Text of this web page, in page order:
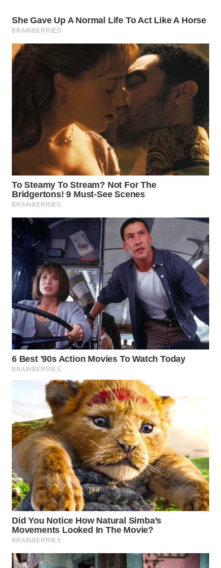
WN DELI
WN
WN
BEKASI
WN
BOGOR
DEPOK
WN
TAPANULI
UTARA
WN
SAMOSIR
WN
SUMEDANG
WN
CIANJUR
WN
KEPULAUAN
SERIBU
TANGERANG